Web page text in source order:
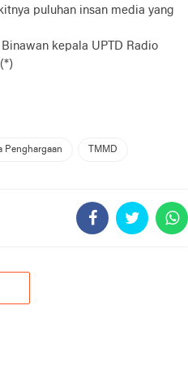
puluhan insan media yang
kepala UPTD Radio
Penghargaan TMMD